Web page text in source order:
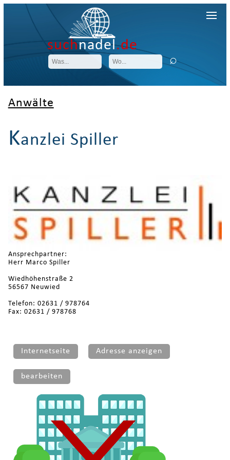
suchnadel.de
Anwälte
Kanzlei Spiller
Ansprechpartner:
Herr Marco Spiller
Wiedhöhenstraße 2
56567 Neuwied
Telefon: 02631 / 978764
Fax: 02631 / 978768
Internetseite Adresse anzeigen
bearbeiten